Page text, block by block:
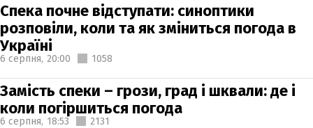
Спека почне відступати: синоптики
розповіли, коли та як зміниться погода в
Україні
6 серпня, 20:00 1058
Замість спеки – грози, град і шквали: де і
коли погіршиться погода
6 серпня, 18:53 2131